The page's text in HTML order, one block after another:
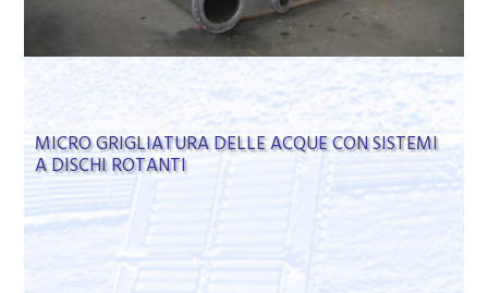
MICRO GRIGLIATURA DELLE ACQUE CON SISTEMI
A DISCHI ROTANTI